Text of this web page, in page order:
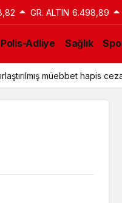
GR. ALTIN 6.498,89
Polis-Adliye Sağlık
müebbet hapis